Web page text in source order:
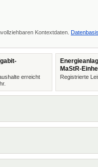
Kontextdaten.
erreicht
MaStR-
Registrierte